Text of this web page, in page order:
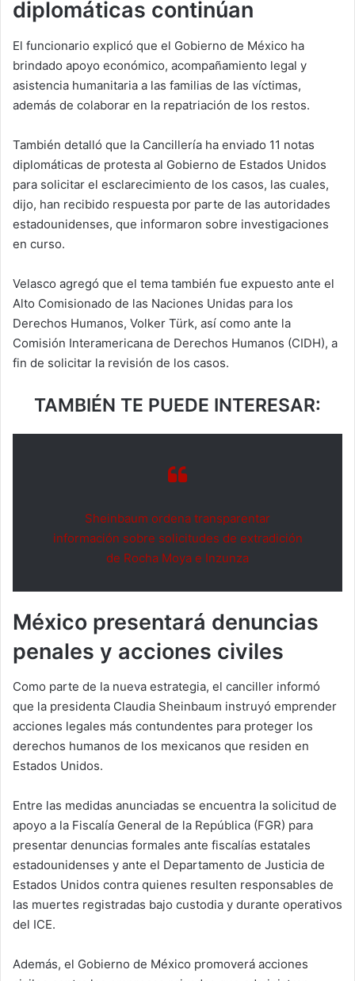
diplomáticas continúan
El funcionario explicó que el Gobierno de México ha
brindado apoyo económico, acompañamiento legal y
asistencia humanitaria a las familias de las víctimas,
además de colaborar en la repatriación de los restos.
También detalló que la Cancillería ha enviado 11 notas
diplomáticas de protesta al Gobierno de Estados Unidos
para solicitar el esclarecimiento de los casos, las cuales,
dijo, han recibido respuesta por parte de las autoridades
estadounidenses, que informaron sobre investigaciones
en curso.
Velasco agregó que el tema también fue expuesto ante el
Alto Comisionado de las Naciones Unidas para los
Derechos Humanos, Volker Türk, así como ante la
Comisión Interamericana de Derechos Humanos (CIDH), a
fin de solicitar la revisión de los casos.
TAMBIÉN TE PUEDE INTERESAR:
Sheinbaum ordena transparentar
información sobre solicitudes de extradición
de Rocha Moya e Inzunza
México presentará denuncias
penales y acciones civiles
Como parte de la nueva estrategia, el canciller informó
que la presidenta Claudia Sheinbaum instruyó emprender
acciones legales más contundentes para proteger los
derechos humanos de los mexicanos que residen en
Estados Unidos.
Entre las medidas anunciadas se encuentra la solicitud de
apoyo a la Fiscalía General de la República (FGR) para
presentar denuncias formales ante fiscalías estatales
estadounidenses y ante el Departamento de Justicia de
Estados Unidos contra quienes resulten responsables de
las muertes registradas bajo custodia y durante operativos
del ICE.
Además, el Gobierno de México promoverá acciones